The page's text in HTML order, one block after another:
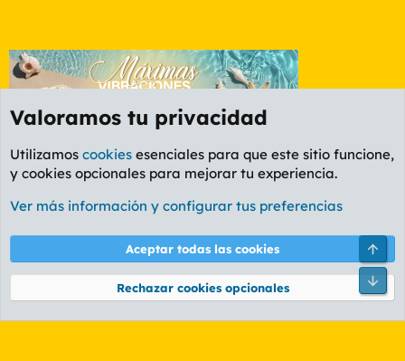
Foro Ocio y Cultura
Cookies
PL OLDSTYLE AMARILLO
Términos y reglas Política de privacidad Ayuda
Community platform by XenForo® © 2010-2026 XenForo Ltd.
Valoramos tu privacidad
Utilizamos cookies esenciales para que este sitio funcione,
y cookies opcionales para mejorar tu experiencia.
Ver más información y configurar tus preferencias
Aceptar todas las cookies
Rechazar cookies opcionales
Pie